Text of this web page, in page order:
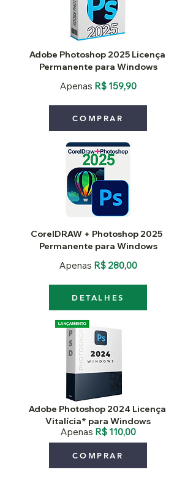
Adobe Photoshop 2025 Licença
Permanente para Windows
Apenas R$ 159,90
COMPRAR
CorelDRAW + Photoshop 2025
Permanente para Windows
Apenas R$ 280,00
DETALHES
Adobe Photoshop 2024 Licença
Vitalícia* para Windows
Apenas R$ 110,00
COMPRAR